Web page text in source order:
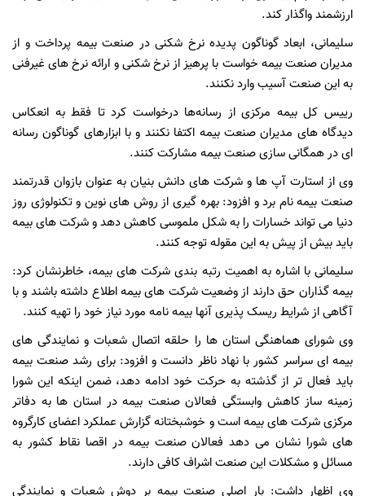
ارزشمند واگذار کند.
سلیمانی، ابعاد گوناگون پدیده نرخ شکنی در صنعت بیمه پرداخت و از
مدیران صنعت بیمه خواست با پرهیز از نرخ شکنی و ارائه نرخ های غیرفنی
به این صنعت آسیب وارد نکنند.
رییس کل بیمه مرکزی از رسانه‌ها درخواست کرد تا فقط به انعکاس
دیدگاه های مدیران صنعت بیمه اکتفا نکنند و با ابزارهای گوناگون رسانه
ای در همگانی سازی صنعت بیمه مشارکت کنند.
وی از استارت آپ ها و شرکت های دانش بنیان به عنوان بازوان قدرتمند
صنعت بیمه نام برد و افزود: بهره گیری از روش های نوین و تکنولوژی روز
دنیا می تواند خسارات را به شکل ملموسی کاهش دهد و شرکت های بیمه
باید بیش از پیش به این مقوله توجه کنند.
سلیمانی با اشاره به اهمیت رتبه بندی شرکت های بیمه، خاطرنشان کرد:
بیمه گذاران حق دارند از وضعیت شرکت های بیمه اطلاع داشته باشند و با
آگاهی از شرایط ریسک پذیری آنها بیمه نامه مورد نیاز خود را تهیه کنند.
وی شورای هماهنگی استان ها را حلقه اتصال شعبات و نمایندگی های
بیمه ای سراسر کشور با نهاد ناظر دانست و افزود: برای رشد صنعت بیمه
باید فعال تر از گذشته به حرکت خود ادامه دهد، ضمن اینکه این شورا
زمینه ساز کاهش وابستگی فعالان صنعت بیمه در استان ها به دفاتر
مرکزی شرکت های بیمه است و خوشبختانه گزارش عملکرد اعضای کارگروه
های شورا نشان می دهد فعالان صنعت بیمه در اقصا نقاط کشور به
مسائل و مشکلات این صنعت اشراف کافی دارند.
وی اظهار داشت: بار اصلی صنعت بیمه بر دوش شعبات و نمایندگی